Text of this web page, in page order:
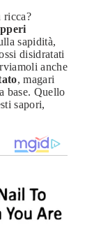
ricca?
sapidità,
disidratati
anche
, magari
base. Quello
sapori,